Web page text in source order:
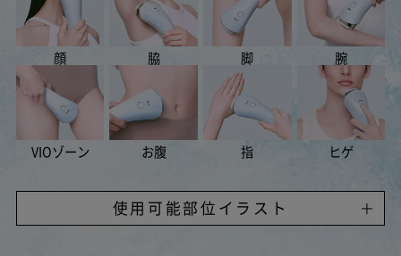
顔 脇 脚 腕
VIOゾーン お腹 指 ヒゲ
使用可能部位イラスト